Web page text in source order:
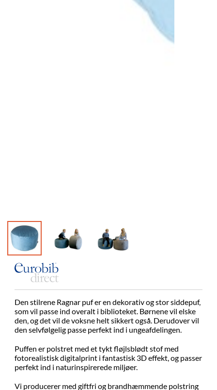
Den stilrene Ragnar puf er en dekorativ og stor siddepuf,
som vil passe ind overalt i biblioteket. Børnene vil elske
den, og det vil de voksne helt sikkert også. Derudover vil
den selvfølgelig passe perfekt ind i ungeafdelingen.
Puffen er polstret med et tykt fløjlsblødt stof med
fotorealistisk digitalprint i fantastisk 3D effekt, og passer
perfekt ind i naturinspirerede miljøer.
Vi producerer med giftfri og brandhæmmende polstring